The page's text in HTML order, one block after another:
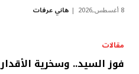
8 أغسطس,2026 هاني عرفات
مقالات
فوز السيد.. وسخرية